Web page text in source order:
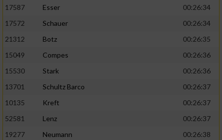
17587 Esser
00:26:34
17572
Schauer
00:26:34
21312
Botz
00:26:35
15049
Compes
00:26:36
15530
Stark
00:26:36
13701
Schultz Barco
00:26:37
10135
Kreft
00:26:37
52581
Lenz
00:26:37
19277
Neumann
00:26:38